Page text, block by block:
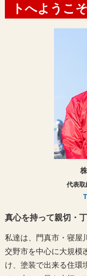
トへようこそ
代表取
真心を持って親切・
私達は、門真市・寝屋
交野市を中心に大規模
け、塗装で出来る住環